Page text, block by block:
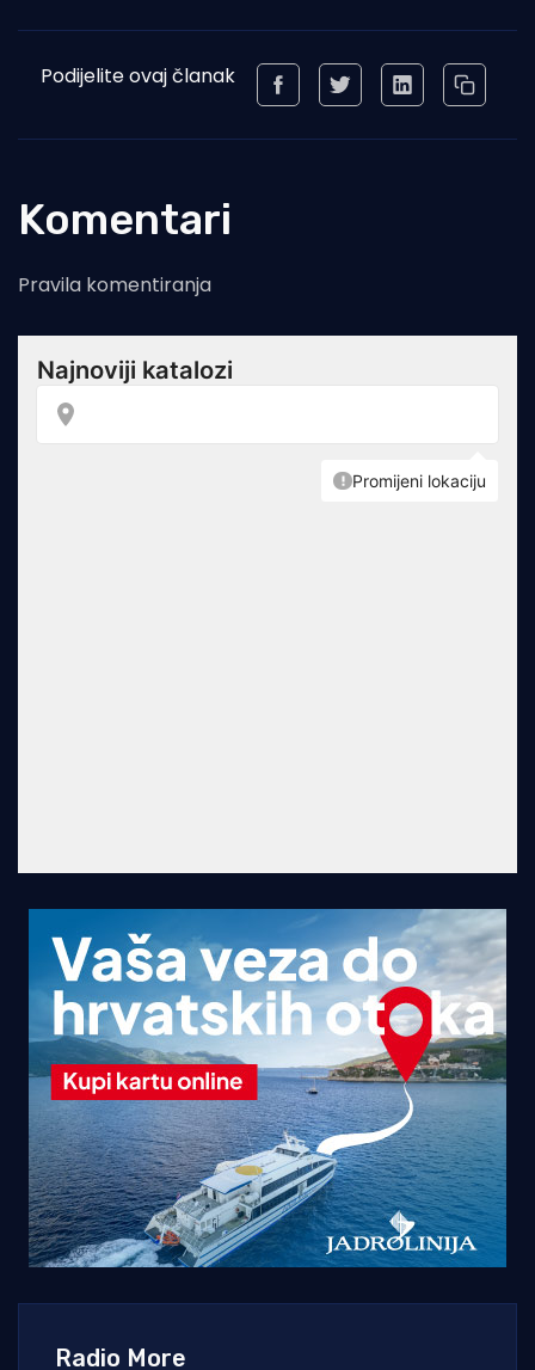
Podijelite ovaj članak
Komentari
Pravila komentiranja
Radio More